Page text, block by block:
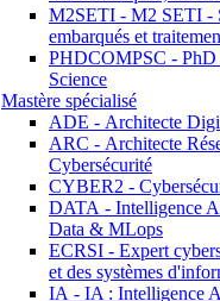
M2SETI - M2 SETI -
embarqués et
PHDCOMPSC - PhD
Science
Mastère spécialisé
ADE - Architecte
ARC - Architecte
Cybersécurité
CYBER2 -
DATA - Intelligence
Data & MLops
ECRSI - Expert
et des systèmes
IA - IA : Intelligence